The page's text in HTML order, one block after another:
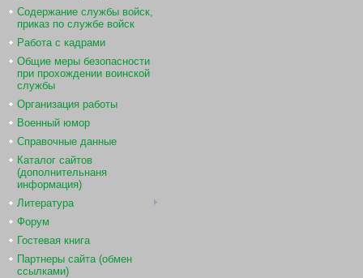
Содержание службы войск,
приказ по службе войск
Работа с кадрами
Общие меры безопасности
при прохождении воинской
службы
Организация работы
Военный юмор
Справочные данные
Каталог сайтов
(дополнительнаня
информация)
Литература
Форум
Гостевая книга
Партнеры сайта (обмен
ссылками)